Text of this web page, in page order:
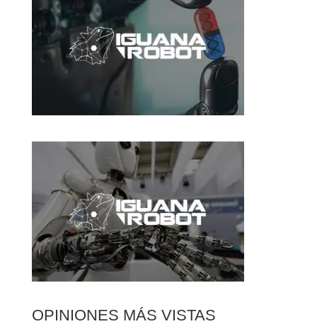
OPINIONES MÁS VISTAS